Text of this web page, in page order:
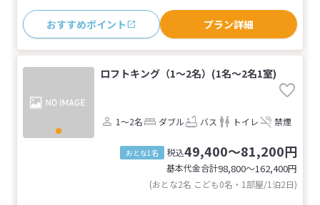
おすすめポイント プラン詳細
ロフトキング（1～2名）(1名～2名1室)
1～2名 ダブル バス トイレ 禁煙
おとな1名 税込49,400～81,200円
基本代金合計98,800〜162,400円
(おとな2名 こども0名・1部屋/1泊2日)